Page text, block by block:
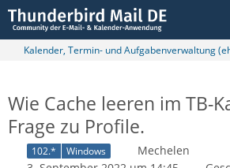
Kalender, Termin- und Aufgabenverwaltung
Wie Cache leeren im TB-
Frage zu Profile.
102.* Windows
Mechelen